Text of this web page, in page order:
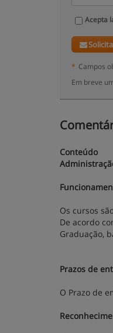
Acepta
* Campos
Em breve
Conteúdo
Os cursos
De acordo
Graduação,
Prazos de
O Prazo de